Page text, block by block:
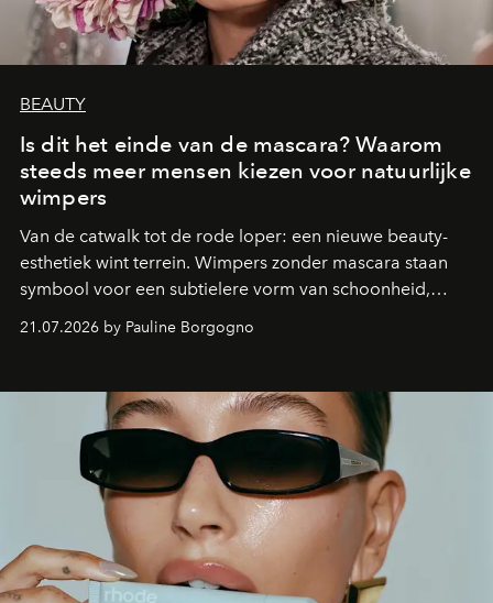
BEAUTY
Is dit het einde van de mascara? Waarom
steeds meer mensen kiezen voor natuurlijke
wimpers
Van de catwalk tot de rode loper: een nieuwe beauty-
esthetiek wint terrein. Wimpers zonder mascara staan
symbool voor een subtielere vorm van schoonheid,
aan make-up.
21.07.2026 by Pauline Borgogno